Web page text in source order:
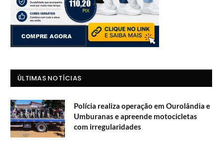
ÚLTIMAS NOTÍCIAS
Polícia realiza operação em Ourolândia e
Umburanas e apreende motocicletas
com irregularidades